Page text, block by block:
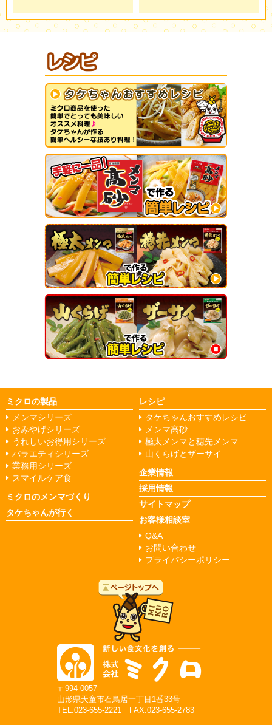
ミクロの製品
メンマシリーズ
おみやげシリーズ
うれしいお得用シリーズ
バラエティシリーズ
業務用シリーズ
スマイルケア食
ミクロのメンマづくり
タケちゃんが行く
レシピ
タケちゃんおすすめレシピ
メンマ高砂
極太メンマと穂先メンマ
山くらげとザーサイ
企業情報
採用情報
サイトマップ
お客様相談室
Q&A
お問い合わせ
プライバシーポリシー
〒994-0057
山形県天童市石鳥居一丁目1番33号
TEL.023-655-2221 FAX.023-655-2783